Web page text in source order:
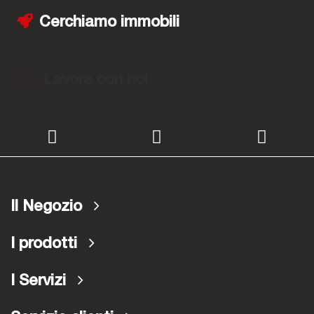
Cerchiamo immobili
Il Negozio
I prodotti
I Servizi